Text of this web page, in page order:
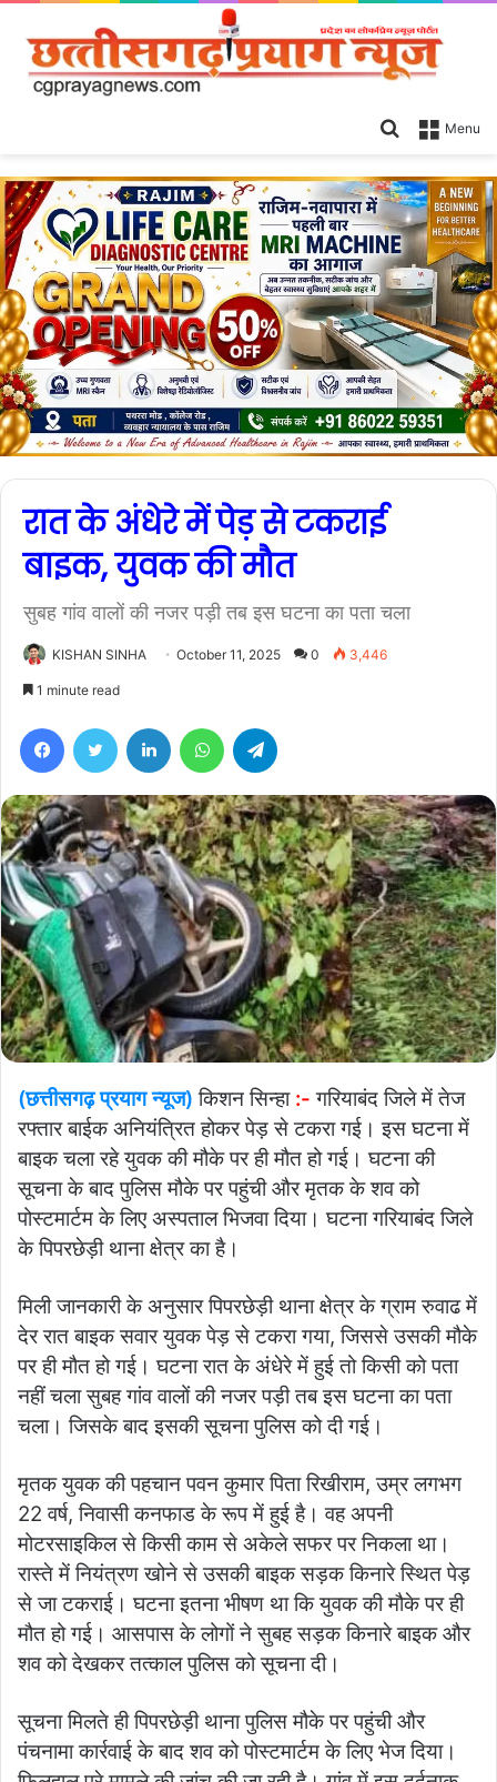
Menu
Search
रात के अंधेरे में पेड़ से टकराई
बाइक, युवक की मौत
सुबह गांव वालों की नजर पड़ी तब इस घटना का पता चला
KISHAN SINHA October 11, 2025 0 3,446
1 minute read
(छत्तीसगढ़ प्रयाग न्यूज) किशन सिन्हा:-गरियाबंद जिले में तेज
रफ्तार बाईक अनियंत्रित होकर पेड़ से टकरा गई। इस घटना में
बाइक चला रहे युवक की मौके पर ही मौत हो गई। घटना की
सूचना के बाद पुलिस मौके पर पहुंची और मृतक के शव को
पोस्टमार्टम के लिए अस्पताल भिजवा दिया। घटना गरियाबंद जिले
के पिपरछेड़ी थाना क्षेत्र का है।
मिली जानकारी के अनुसार पिपरछेड़ी थाना क्षेत्र के ग्राम रुवाढ में
देर रात बाइक सवार युवक पेड़ से टकरा गया, जिससे उसकी मौके
पर ही मौत हो गई। घटना रात के अंधेरे में हुई तो किसी को पता
नहीं चला सुबह गांव वालों की नजर पड़ी तब इस घटना का पता
चला। जिसके बाद इसकी सूचना पुलिस को दी गई।
मृतक युवक की पहचान पवन कुमार पिता रिखीराम, उम्र लगभग
22 वर्ष, निवासी कनफाड के रूप में हुई है। वह अपनी
मोटरसाइकिल से किसी काम से अकेले सफर पर निकला था।
रास्ते में नियंत्रण खोने से उसकी बाइक सड़क किनारे स्थित पेड़
से जा टकराई। घटना इतना भीषण था कि युवक की मौके पर ही
मौत हो गई। आसपास के लोगों ने सुबह सड़क किनारे बाइक और
शव को देखकर तत्काल पुलिस को सूचना दी।
सूचना मिलते ही पिपरछेड़ी थाना पुलिस मौके पर पहुंची और
पंचनामा कार्रवाई के बाद शव को पोस्टमार्टम के लिए भेज दिया।